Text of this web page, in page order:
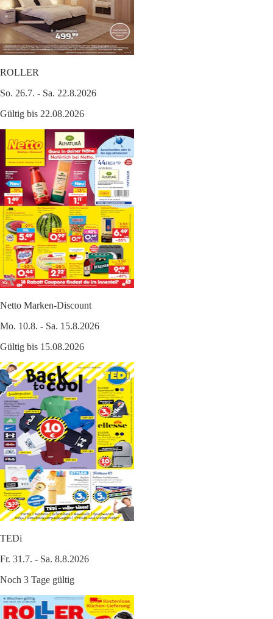
ROLLER
So. 26.7. - Sa. 22.8.2026
Gültig bis 22.08.2026
Netto Marken-Discount
Mo. 10.8. - Sa. 15.8.2026
Gültig bis 15.08.2026
TEDi
Fr. 31.7. - Sa. 8.8.2026
Noch 3 Tage gültig